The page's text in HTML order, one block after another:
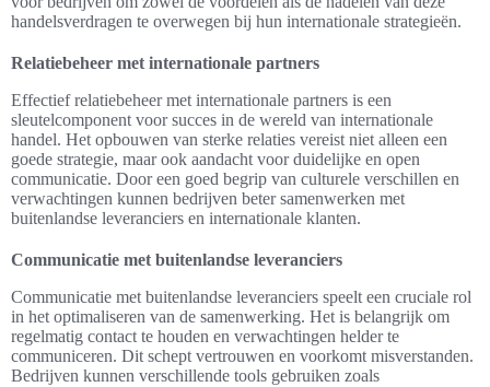
handelsverdragen te overwegen bij hun internationale strategieën.
Relatiebeheer met internationale partners
Effectief relatiebeheer met internationale partners is een
sleutelcomponent voor succes in de wereld van internationale
handel. Het opbouwen van sterke relaties vereist niet alleen een
goede strategie, maar ook aandacht voor duidelijke en open
communicatie. Door een goed begrip van culturele verschillen en
verwachtingen kunnen bedrijven beter samenwerken met
buitenlandse leveranciers en internationale klanten.
Communicatie met buitenlandse leveranciers
Communicatie met buitenlandse leveranciers speelt een cruciale rol
in het optimaliseren van de samenwerking. Het is belangrijk om
regelmatig contact te houden en verwachtingen helder te
communiceren. Dit schept vertrouwen en voorkomt misverstanden.
Bedrijven kunnen verschillende tools gebruiken zoals